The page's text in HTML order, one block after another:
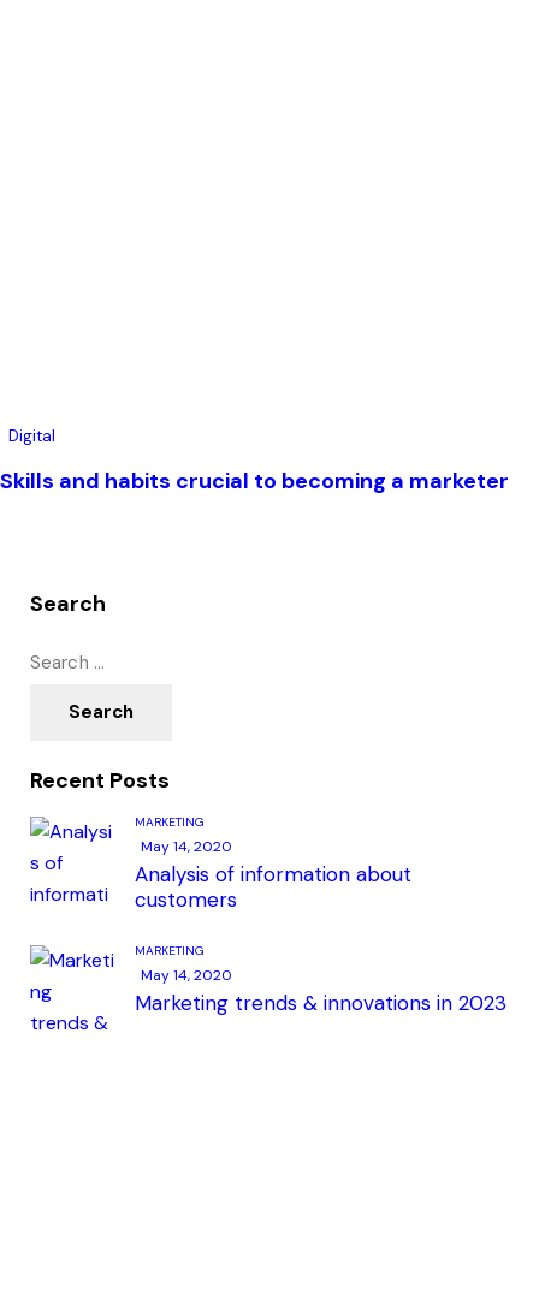
Digital
Skills and habits crucial to becoming a marketer
Search
Recent Posts
MARKETING
May 14, 2020
Analysis of information about
customers
MARKETING
May 14, 2020
Marketing trends & innovations in 2023